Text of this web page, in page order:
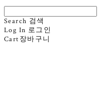
Search 검색
Log In 로그인
Cart 장바구니